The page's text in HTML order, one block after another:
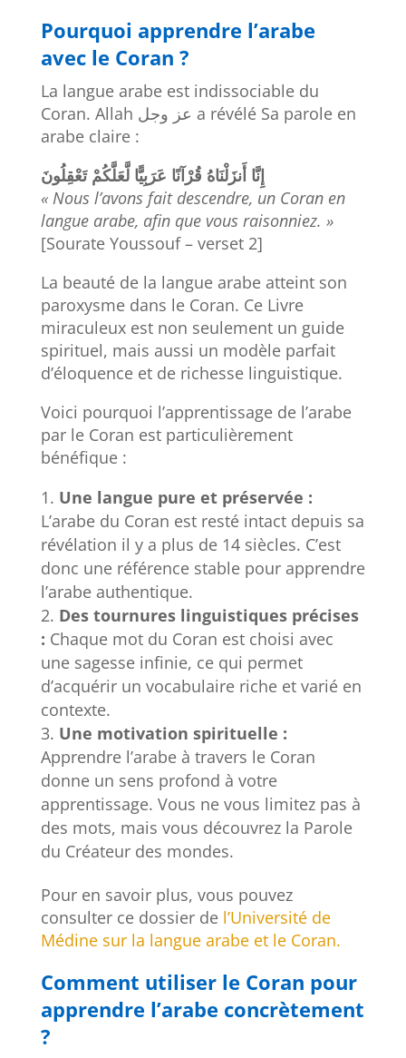
Pourquoi apprendre l’arabe
avec le Coran ?
La langue arabe est indissociable du
Coran. Allah عز وجل a révélé Sa parole en
arabe claire :
إِنَّاأَنزَلْنَاهُ قُرْآنًا عَرَبِيًّالَّعَلَّكُمْتَعْقِلُونَ
« Nous l’avons fait descendre, un Coran en
langue arabe, afin que vous raisonniez. »
[Sourate Youssouf – verset 2]
La beauté de la langue arabe atteint son
paroxysme dans le Coran. Ce Livre
miraculeux est non seulement un guide
spirituel, mais aussi un modèle parfait
d’éloquence et de richesse linguistique.
Voici pourquoi l’apprentissage de l’arabe
par le Coran est particulièrement
bénéfique :
Une langue pure et préservée :
L’arabe du Coran est resté intact depuis sa
révélation il y a plus de 14 siècles. C’est
donc une référence stable pour apprendre
l’arabe authentique.
Des tournures linguistiques précises
: Chaque mot du Coran est choisi avec
une sagesse infinie, ce qui permet
d’acquérir un vocabulaire riche et varié en
contexte.
Une motivation spirituelle :
Apprendre l’arabe à travers le Coran
donne un sens profond à votre
apprentissage. Vous ne vous limitez pas à
des mots, mais vous découvrez la Parole
du Créateur des mondes.
Pour en savoir plus, vous pouvez
consulter ce dossier de l’Université de
Médine sur la langue arabe et le Coran.
Comment utiliser le Coran pour
apprendre l’arabe concrètement
?